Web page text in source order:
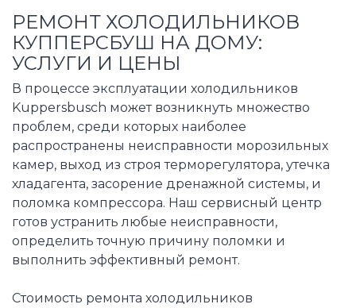
РЕМОНТ ХОЛОДИЛЬНИКОВ
КУППЕРСБУШ НА ДОМУ:
УСЛУГИ И ЦЕНЫ
В процессе эксплуатации холодильников
Kuppersbusch может возникнуть множество
проблем, среди которых наиболее
распространены неисправности морозильных
камер, выход из строя терморегулятора, утечка
хладагента, засорение дренажной системы, и
поломка компрессора. Наш сервисный центр
готов устранить любые неисправности,
определить точную причину поломки и
выполнить эффективный ремонт.
Стоимость ремонта холодильников